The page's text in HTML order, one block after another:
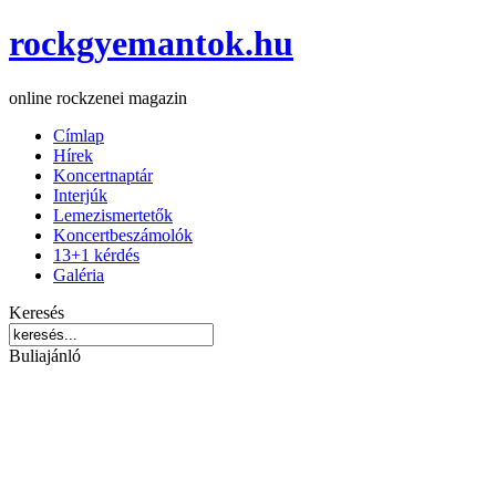
rockgyemantok.hu
online rockzenei magazin
Címlap
Hírek
Koncertnaptár
Interjúk
Lemezismertetők
Koncertbeszámolók
13+1 kérdés
Galéria
Keresés
Buliajánló